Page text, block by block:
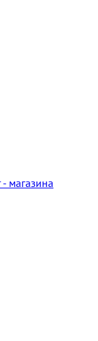
магазина